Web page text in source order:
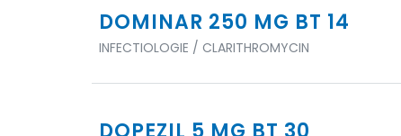
DOMINAR 250 MG BT 14
INFECTIOLOGIE / CLARITHROMYCIN